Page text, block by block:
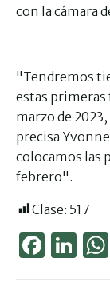
con la cámara
"Tendremos
estas primeras
marzo de
precisa
colocamos las
febrero".
Clase: 517
Face
Link